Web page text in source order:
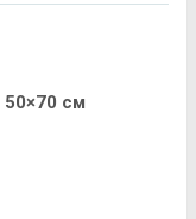
50×70 см